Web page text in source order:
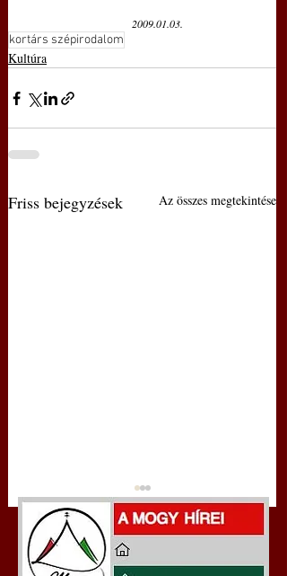
2009.01.03.
kortárs szépirodalom
Kultúra
Friss bejegyzések Az összes megtekintése